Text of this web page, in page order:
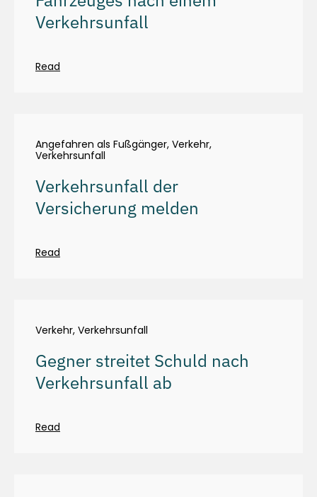
Verkehrsunfall
Read
Angefahren als Fußgänger, Verkehr,
Verkehrsunfall
Verkehrsunfall der
Versicherung melden
Read
Verkehr, Verkehrsunfall
Gegner streitet Schuld nach
Verkehrsunfall ab
Read